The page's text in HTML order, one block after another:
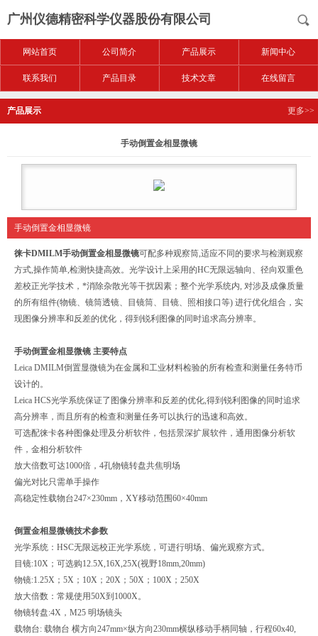
广州仪德精密科学仪器股份有限公司
网站首页 公司简介 产品展示 新闻中心
联系我们 产品目录 技术文章 在线留言
产品展示 更多>>
手动倒置金相显微镜
手动倒置金相显微镜
徕卡DMILM手动倒置金相显微镜可配多种观察筒,适应不同的要求与检测观察
方式,操作简单,检测快捷高效。光学设计上采用的HC无限远轴向、径向双重色
差校正光学技术，*消除杂散光等干扰因素；整个光学系统内, 对涉及成像质量
的所有组件(物镜、镜筒透镜、目镜筒、目镜、照相接口等) 进行优化组合，实
现图像分辨率和反差的优化，得到锐利图像的同时追求高分辨率。
手动倒置金相显微镜 主要特点
Leica DMILM倒置显微镜为在金属和工业材料检验的所有检查和测量任务特币
设计的。
Leica HCS光学系统保证了图像分辨率和反差的优化,得到锐利图像的同时追求
高分辨率，而且所有的检查和测量任务可以执行的迅速和高效。
可选配徕卡各种图像处理及分析软件，包括景深扩展软件，通用图像分析软
件，金相分析软件
放大倍数可达1000倍，4孔物镜转盘共焦明场
偏光对比只需单手操作
高稳定性载物台247×230mm，XY移动范围60×40mm
倒置金相显微镜技术参数
光学系统：HSC无限远校正光学系统，可进行明场、偏光观察方式。
目镜:10X；可选购12.5X,16X,25X(视野18mm,20mm)
物镜:1.25X；5X；10X；20X；50X；100X；250X
放大倍数：常规使用50X到1000X。
物镜转盘:4X，M25 明场镜头
载物台: 载物台 横方向247mm×纵方向230mm横纵移动手柄同轴，行程60x40,